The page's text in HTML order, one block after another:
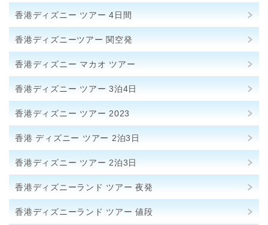
香港ディズニー ツアー 4日間
香港ディズニーツアー 関空発
香港ディズニー マカオ ツアー
香港ディズニー ツアー 3泊4日
香港ディズニー ツアー 2023
香港 ディズニー ツアー 2泊3日
香港ディズニー ツアー 2泊3日
香港ディズニーランド ツアー 夜発
香港ディズニーランド ツアー 値段